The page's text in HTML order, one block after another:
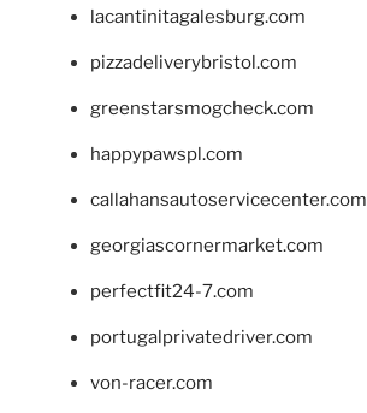
lacantinitagalesburg.com
pizzadeliverybristol.com
greenstarsmogcheck.com
happypawspl.com
callahansautoservicecenter.com
georgiascornermarket.com
perfectfit24-7.com
portugalprivatedriver.com
von-racer.com